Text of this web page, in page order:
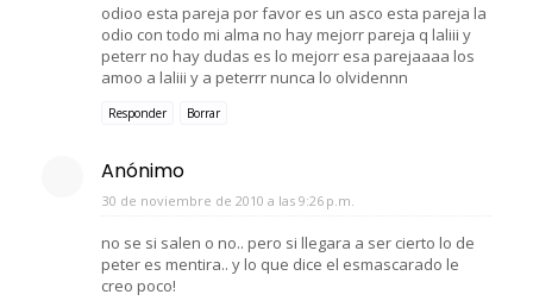
odioo esta pareja por favor es un asco esta pareja la
odio con todo mi alma no hay mejorr pareja q laliii y
peterr no hay dudas es lo mejorr esa parejaaaa los
amoo a laliii y a peterrr nunca lo olvidennn
Responder Borrar
Anónimo
30 de noviembre de 2010 a las 9:26 p.m.
no se si salen o no.. pero si llegara a ser cierto lo de
peter es mentira.. y lo que dice el esmascarado le
creo poco!